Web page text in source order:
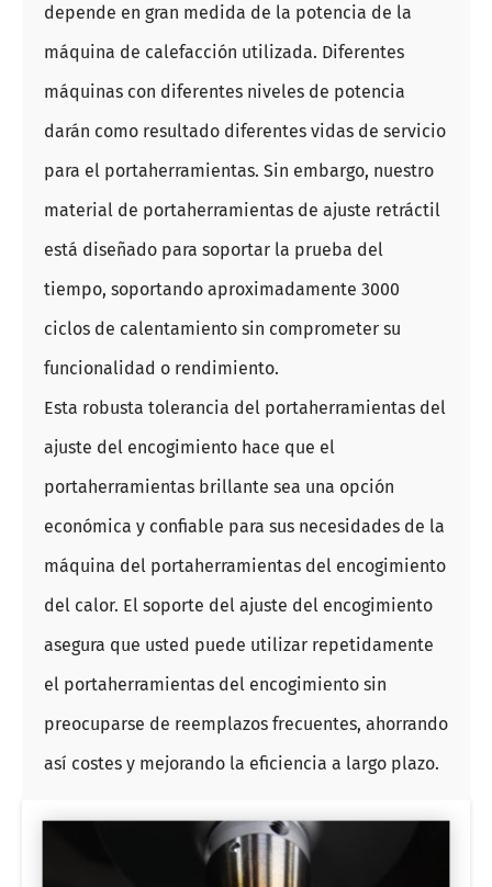
depende en gran medida de la potencia de la
máquina de calefacción utilizada. Diferentes
máquinas con diferentes niveles de potencia
darán como resultado diferentes vidas de servicio
para el portaherramientas. Sin embargo, nuestro
material de portaherramientas de ajuste retráctil
está diseñado para soportar la prueba del
tiempo, soportando aproximadamente 3000
ciclos de calentamiento sin comprometer su
funcionalidad o rendimiento.
Esta robusta tolerancia del portaherramientas del
ajuste del encogimiento hace que el
portaherramientas brillante sea una opción
económica y confiable para sus necesidades de la
máquina del portaherramientas del encogimiento
del calor. El soporte del ajuste del encogimiento
asegura que usted puede utilizar repetidamente
el portaherramientas del encogimiento sin
preocuparse de reemplazos frecuentes, ahorrando
así costes y mejorando la eficiencia a largo plazo.